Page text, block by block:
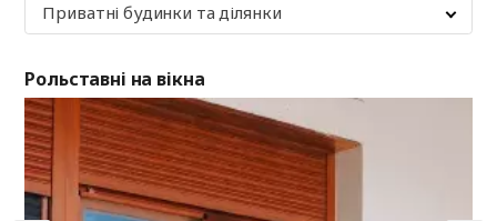
Приватні будинки та ділянки
Рольставні на вікна